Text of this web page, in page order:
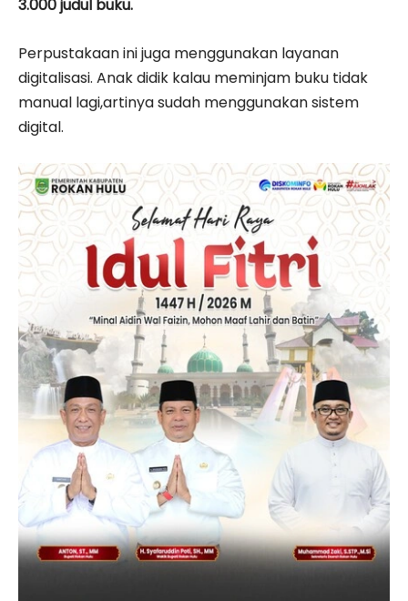
3.000 judul buku.
Perpustakaan ini juga menggunakan layanan
digitalisasi. Anak didik kalau meminjam buku tidak
manual lagi,artinya sudah menggunakan sistem
digital.